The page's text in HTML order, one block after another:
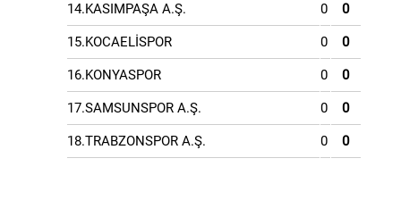
14.KASIMPAŞA A.Ş. 0 0
15.KOCAELİSPOR 0 0
16.KONYASPOR 0 0
17.SAMSUNSPOR A.Ş. 0 0
18.TRABZONSPOR A.Ş. 0 0